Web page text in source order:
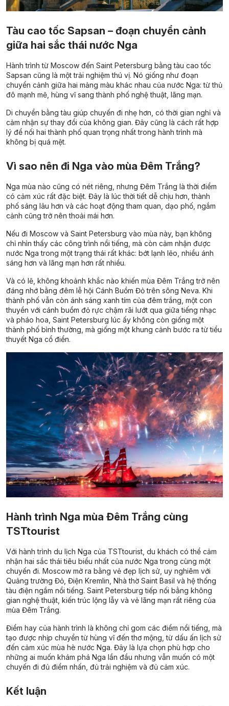
Tàu cao tốc Sapsan – đoạn chuyển cảnh
giữa hai sắc thái nước Nga
Hành trình từ Moscow đến Saint Petersburg bằng tàu cao tốc
Sapsan cũng là một trải nghiệm thú vị. Nó giống như đoạn
chuyển cảnh giữa hai mảng màu khác nhau của nước Nga: từ thủ
đô mạnh mẽ, hùng vĩ sang thành phố nghệ thuật, lãng mạn.
Di chuyển bằng tàu giúp chuyến đi nhẹ hơn, có thời gian nghỉ và
cảm nhận sự thay đổi của không gian. Đây cũng là cách rất hợp
lý để nối hai thành phố quan trọng nhất trong hành trình mà
không bị quá mệt.
Vì sao nên đi Nga vào mùa Đêm Trắng?
Nga mùa nào cũng có nét riêng, nhưng Đêm Trắng là thời điểm
có cảm xúc rất đặc biệt. Đây là lúc thời tiết dễ chịu hơn, thành
phố sáng lâu hơn và các hoạt động tham quan, dạo phố, ngắm
cảnh cũng trở nên thoải mái hơn.
Nếu đi Moscow và Saint Petersburg vào mùa này, bạn không
chỉ nhìn thấy các công trình nổi tiếng, mà còn cảm nhận được
nước Nga trong một trạng thái rất khác: bớt lạnh lẽo, nhiều ánh
sáng hơn và lãng mạn hơn rất nhiều.
Và có lẽ, không khoảnh khắc nào khiến mùa Đêm Trắng trở nên
đáng nhớ bằng đêm lễ hội Cánh Buồm Đỏ trên sông Neva. Khi
thành phố vẫn còn ánh sáng xanh tím của đêm trắng, một con
thuyền với cánh buồm đỏ rực chậm rãi lướt qua giữa tiếng nhạc
và pháo hoa, Saint Petersburg lúc ấy không còn giống một
thành phố bình thường, mà giống một khung cảnh bước ra từ tiểu
thuyết Nga cổ điển.
Hành trình Nga mùa Đêm Trắng cùng
TSTtourist
Với hành trình du lịch Nga của TSTtourist, du khách có thể cảm
nhận hai sắc thái tiêu biểu nhất của nước Nga trong cùng một
chuyến đi. Moscow mở ra bằng vẻ đẹp lịch sử, uy nghiêm với
Quảng trường Đỏ, Điện Kremlin, Nhà thờ Saint Basil và hệ thống
tàu điện ngầm nổi tiếng. Saint Petersburg tiếp nối bằng không
gian nghệ thuật, kiến trúc lộng lẫy và vẻ lãng mạn rất riêng của
mùa Đêm Trắng.
Điểm hay của hành trình là không chỉ gom các điểm nổi tiếng, mà
tạo được nhịp chuyển từ hùng vĩ đến thơ mộng, từ dấu ấn lịch sử
đến cảm xúc mùa hè nước Nga. Đây là lựa chọn phù hợp cho
những ai muốn khám phá Nga lần đầu nhưng vẫn muốn có một
chuyến đi đủ điểm nhấn, đủ trải nghiệm và đủ cảm xúc.
Kết luận